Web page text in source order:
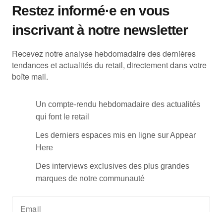
Restez informé·e en vous
inscrivant à notre newsletter
Recevez notre analyse hebdomadaire des dernières
tendances et actualités du retail, directement dans votre
boîte mail.
Un compte-rendu hebdomadaire des actualités
qui font le retail
Les derniers espaces mis en ligne sur Appear
Here
Des interviews exclusives des plus grandes
marques de notre communauté